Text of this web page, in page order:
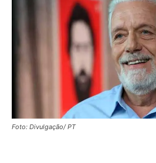
Foto: Divulgação/ PT